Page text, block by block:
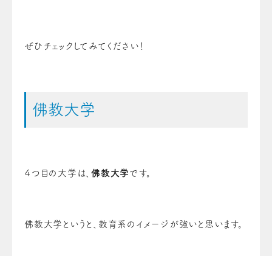
ぜひチェックしてみてください！
佛教大学
４つ目の大学は、 佛教大学 です。
佛教大学というと、教育系のイメージが強いと思います。